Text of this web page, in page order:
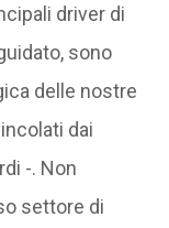
driver di
sono
delle nostre
dai
-. Non
settore di